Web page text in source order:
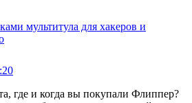
мультитула для хакеров и
где и когда вы покупали Флиппер?